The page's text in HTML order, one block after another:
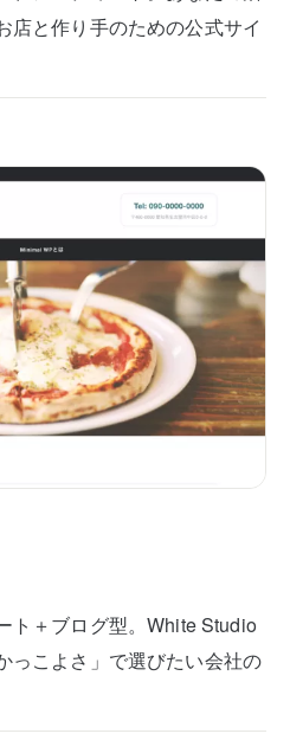
店と作り手のための公式サイ
ト＋ブログ型。White Studio
っこよさ」で選びたい会社の